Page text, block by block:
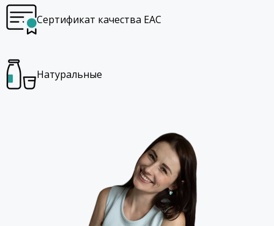
Сертификат качества EAC
Натуральные